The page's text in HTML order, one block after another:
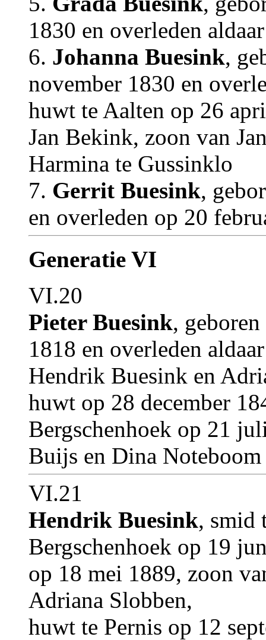
1830 en overleden
6. Johanna Buesink,
november 1830 en
huwt te Aalten op 26
Jan Bekink, zoon van
Harmina te Gussinklo
7. Gerrit Buesink,
en overleden op 20
Generatie VI
VI.20
Pieter Buesink,
1818 en overleden
Hendrik Buesink en
huwt op 28 december
Bergschenhoek op 21
Buijs en Dina Noteboom
VI.21
Hendrik Buesink, smid
Bergschenhoek op 19
op 18 mei 1889, zoon
Adriana Slobben,
huwt te Pernis op 12